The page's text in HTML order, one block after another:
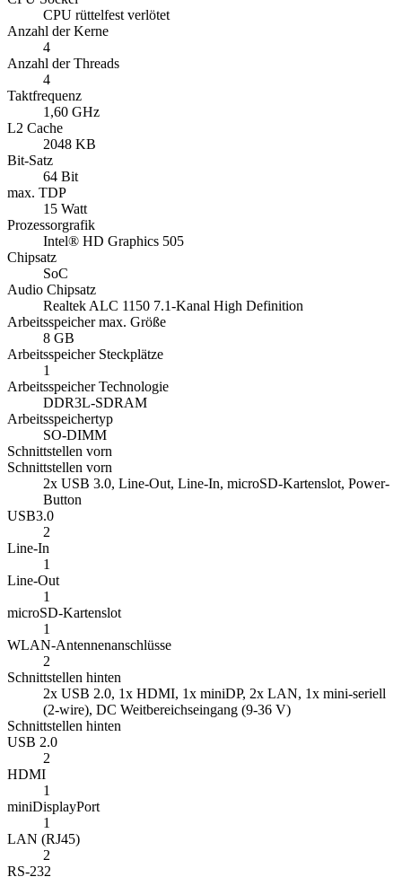
CPU rüttelfest verlötet
Anzahl der Kerne
4
Anzahl der Threads
4
Taktfrequenz
1,60 GHz
L2 Cache
2048 KB
Bit-Satz
64 Bit
max. TDP
15 Watt
Prozessorgrafik
Intel® HD Graphics 505
Chipsatz
SoC
Audio Chipsatz
Realtek ALC 1150 7.1-Kanal High Definition
Arbeitsspeicher max. Größe
8 GB
Arbeitsspeicher Steckplätze
1
Arbeitsspeicher Technologie
DDR3L-SDRAM
Arbeitsspeichertyp
SO-DIMM
Schnittstellen vorn
Schnittstellen vorn
2x USB 3.0, Line-Out, Line-In, microSD-Kartenslot, Power-
Button
USB3.0
2
Line-In
1
Line-Out
1
microSD-Kartenslot
1
WLAN-Antennenanschlüsse
2
Schnittstellen hinten
2x USB 2.0, 1x HDMI, 1x miniDP, 2x LAN, 1x mini-seriell
(2-wire), DC Weitbereichseingang (9-36 V)
Schnittstellen hinten
USB 2.0
2
HDMI
1
miniDisplayPort
1
LAN (RJ45)
2
RS-232